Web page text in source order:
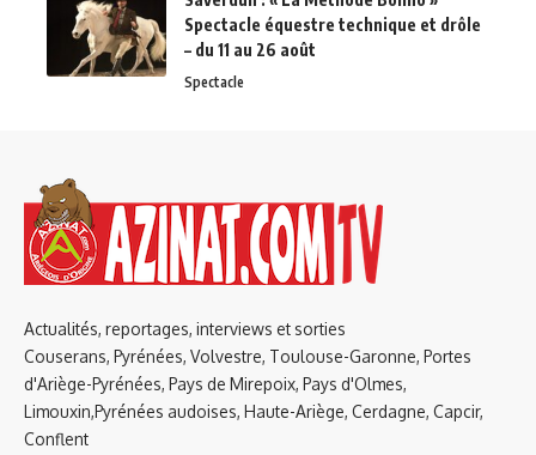
Spectacle équestre technique et drôle
– du 11 au 26 août
Spectacle
Actualités, reportages, interviews et sorties
Couserans, Pyrénées, Volvestre, Toulouse-Garonne, Portes
d'Ariège-Pyrénées, Pays de Mirepoix, Pays d'Olmes,
Limouxin,Pyrénées audoises, Haute-Ariège, Cerdagne, Capcir,
Conflent